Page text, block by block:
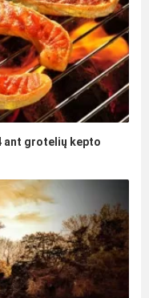
ant grotelių kepto